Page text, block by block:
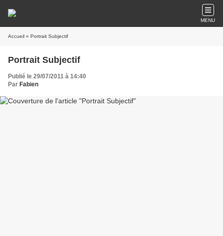
MENU
Accueil » Portrait Subjectif
Portrait Subjectif
Publié le 29/07/2011 à 14:40
Par Fabien